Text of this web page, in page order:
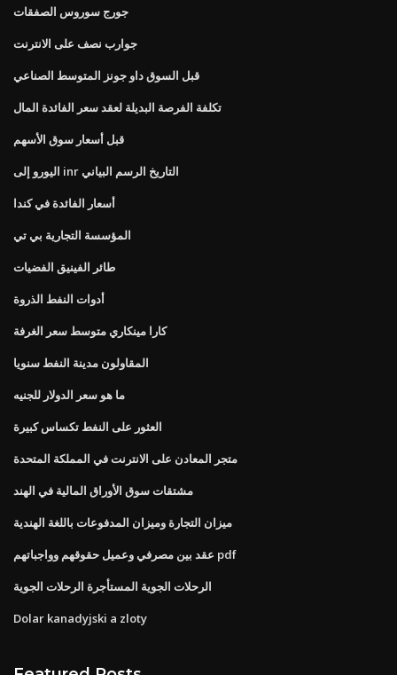
جورج سوروس الصفقات
جوارب نصف على الانترنت
قبل السوق داو جونز المتوسط ​​الصناعي
تكلفة الفرصة البديلة لعقد سعر الفائدة المال
قبل أسعار سوق الأسهم
اليورو إلى inr التاريخ الرسم البياني
أسعار الفائدة في كندا
المؤسسة التجارية بي تي
طائر الفينيق الفضيات
أدوات النفط الذروة
كارا مينكاري متوسط ​​سعر الغرفة
المقاولون مدينة النفط سنويا
ما هو سعر الدولار للجنيه
العثور على النفط تكساس كبيرة
متجر المعادن على الانترنت في المملكة المتحدة
مشتقات سوق الأوراق المالية في الهند
ميزان التجارة وميزان المدفوعات باللغة الهندية
عقد بين مصرفي وعميل حقوقهم وواجباتهم pdf
الرحلات الجوية المستأجرة الرحلات الجوية
Dolar kanadyjski a zloty